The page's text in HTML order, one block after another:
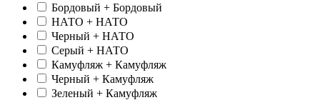
Бордовый + Бордовый
НАТО + НАТО
Черный + НАТО
Серый + НАТО
Камуфляж + Камуфляж
Черный + Камуфляж
Зеленый + Камуфляж